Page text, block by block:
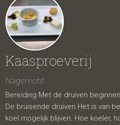
Kaasproeverij
Nagerecht
Bereiding Met de druiven
De bruisende druiven Het is van
koel mogelijk blijven. Hoe koeler,